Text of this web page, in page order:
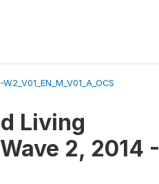
Living
2, 2014 -